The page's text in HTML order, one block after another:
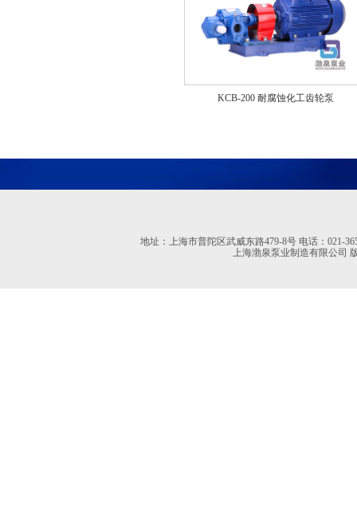
KCB-200 耐腐蚀化工齿轮泵
地址：上海市普陀区武威东路479-8号 电话：021-
上海渤泉泵业制造有限公司